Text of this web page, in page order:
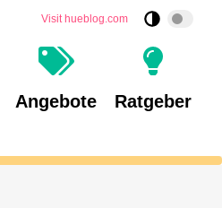
Visit hueblog.com
Angebote Ratgeber